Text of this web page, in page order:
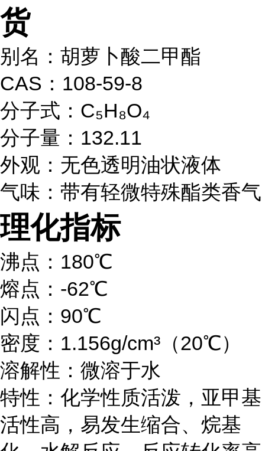
货
别名：胡萝卜酸二甲酯
CAS：108-59-8
分子式：C₅H₈O₄
分子量：132.11
外观：无色透明油状液体
气味：带有轻微特殊酯类香气
理化指标
沸点：180℃
熔点：-62℃
闪点：90℃
密度：1.156g/cm³（20℃）
溶解性：微溶于水
特性：化学性质活泼，亚甲基
活性高，易发生缩合、烷基